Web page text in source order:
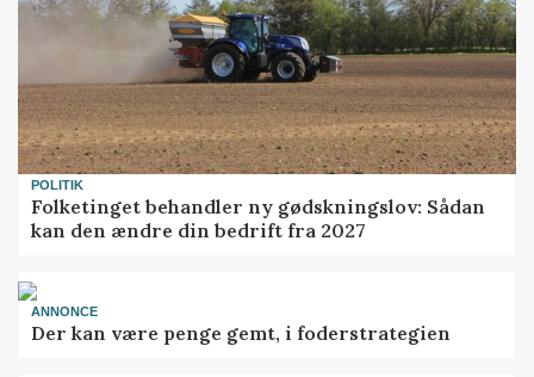
POLITIK
Folketinget behandler ny gødskningslov: Sådan
kan den ændre din bedrift fra 2027
ANNONCE
Der kan være penge gemt, i foderstrategien